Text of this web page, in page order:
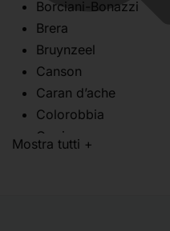
Carta
Book Disegno
Book Pittura
Carta in rotoli
Carta per acquerello
Borciani-Bonazzi
Brera
Bruynzeel
Canson
Caran d’ache
Colorobbia
Copic
Mostra tutti +